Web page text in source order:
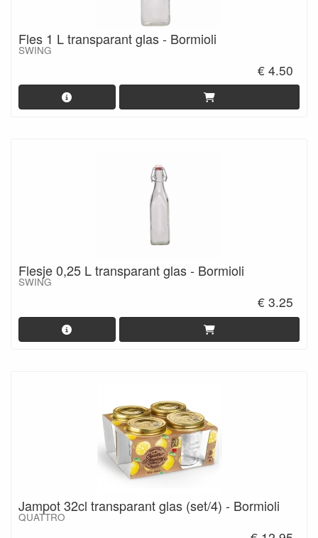
Fles 1 L transparant glas - Bormioli
SWING
€ 4.50
Flesje 0,25 L transparant glas - Bormioli
SWING
€ 3.25
Jampot 32cl transparant glas (set/4) - Bormioli
QUATTRO